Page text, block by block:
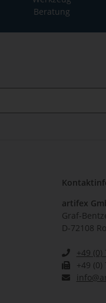
Beratung
artifex
Graf-
D-72108
+49 (0)
+49 (0)